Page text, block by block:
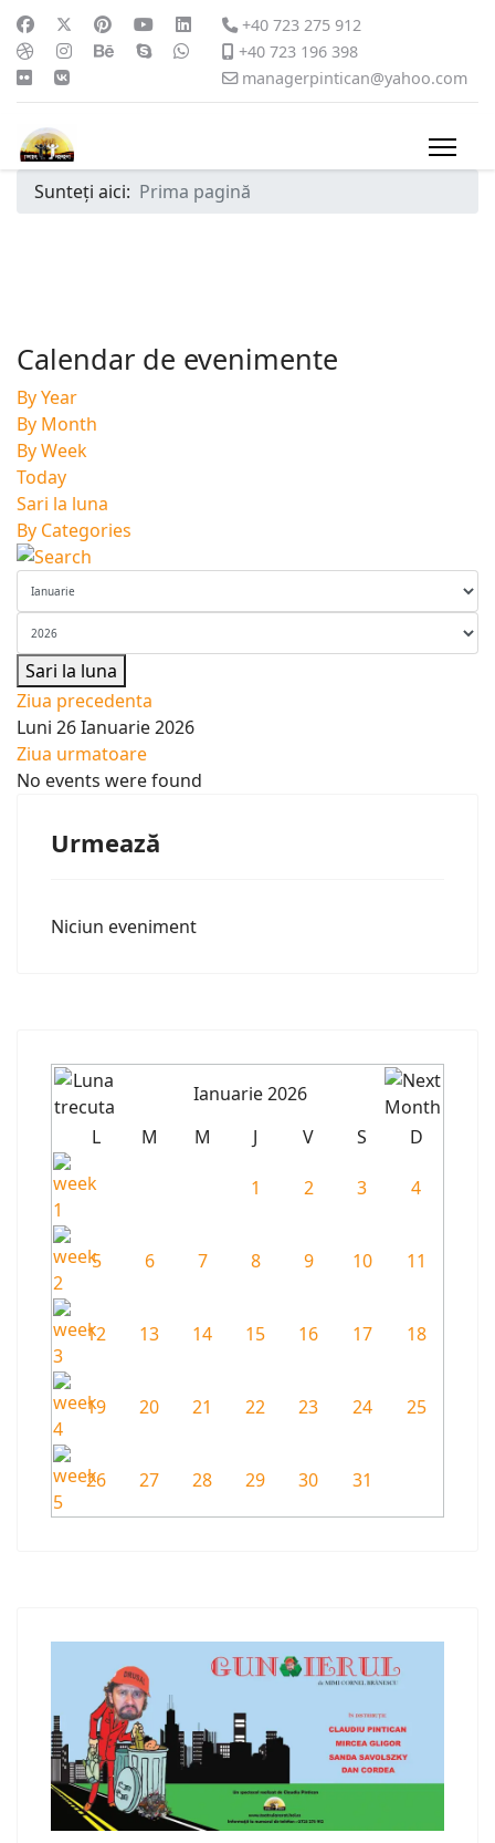
+40 723 275 912
+40 723 196 398
managerpintican@yahoo.com
Sunteți aici: Prima pagină
Calendar de evenimente
By Year
By Month
By Week
Today
Sari la luna
By Categories
Sari la luna
Ziua precedenta
Luni 26 Ianuarie 2026
Ziua urmatoare
No events were found
Urmează
Niciun eveniment
Ianuarie 2026
L
M M J V S D
1 2 3 4
5 6 7 8 9 10 11
12 13 14 15 16 17 18
19 20 21 22 23 24 25
26 27 28 29 30 31